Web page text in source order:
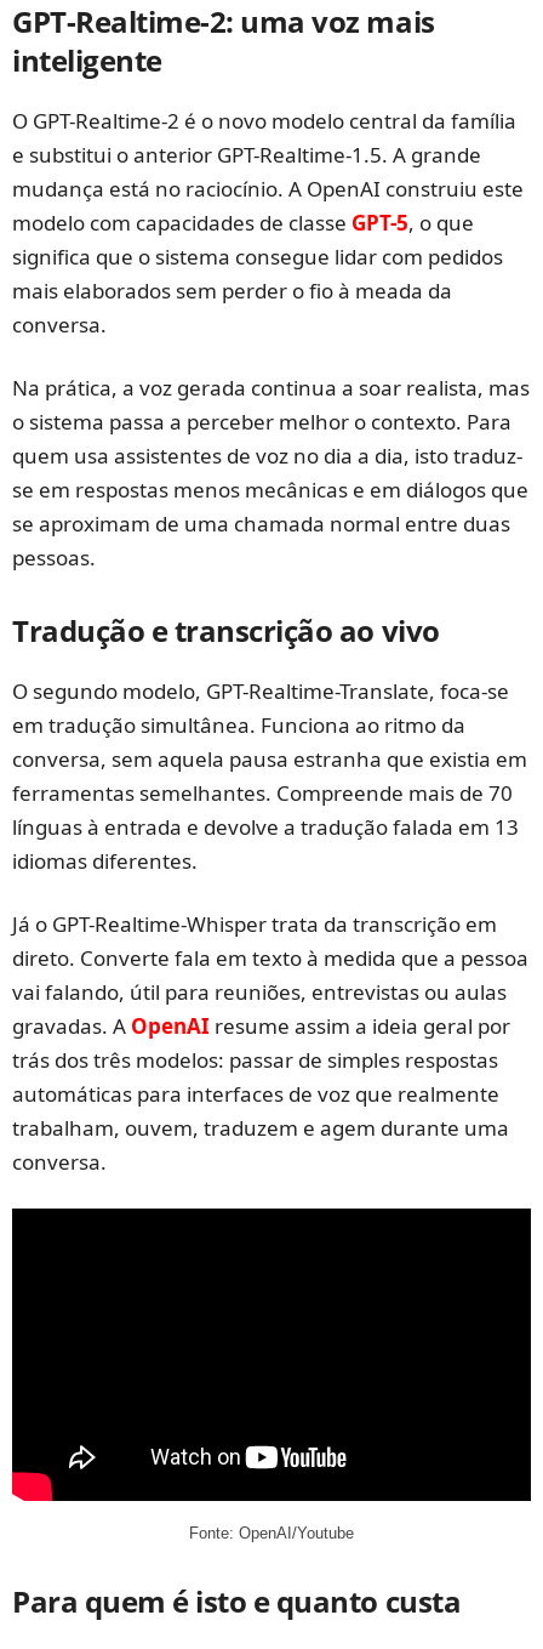
GPT-Realtime-2: uma voz mais
inteligente
O GPT-Realtime-2 é o novo modelo central da família
e substitui o anterior GPT-Realtime-1.5. A grande
mudança está no raciocínio. A OpenAI construiu este
modelo com capacidades de classe GPT-5, o que
significa que o sistema consegue lidar com pedidos
mais elaborados sem perder o fio à meada da
conversa.
Na prática, a voz gerada continua a soar realista, mas
o sistema passa a perceber melhor o contexto. Para
quem usa assistentes de voz no dia a dia, isto traduz-
se em respostas menos mecânicas e em diálogos que
se aproximam de uma chamada normal entre duas
pessoas.
Tradução e transcrição ao vivo
O segundo modelo, GPT-Realtime-Translate, foca-se
em tradução simultânea. Funciona ao ritmo da
conversa, sem aquela pausa estranha que existia em
ferramentas semelhantes. Compreende mais de 70
línguas à entrada e devolve a tradução falada em 13
idiomas diferentes.
Já o GPT-Realtime-Whisper trata da transcrição em
direto. Converte fala em texto à medida que a pessoa
vai falando, útil para reuniões, entrevistas ou aulas
gravadas. A OpenAI resume assim a ideia geral por
trás dos três modelos: passar de simples respostas
automáticas para interfaces de voz que realmente
trabalham, ouvem, traduzem e agem durante uma
conversa.
Fonte: OpenAI/Youtube
Para quem é isto e quanto custa